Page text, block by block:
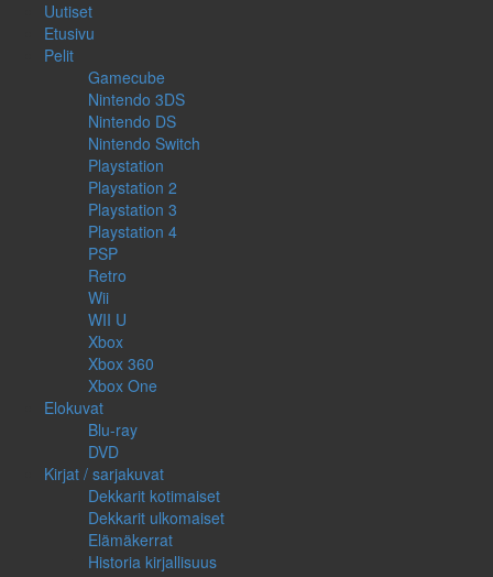
Uutiset
Etusivu
Pelit
Gamecube
Nintendo 3DS
Nintendo DS
Nintendo Switch
Playstation
Playstation 2
Playstation 3
Playstation 4
PSP
Retro
Wii
WII U
Xbox
Xbox 360
Xbox One
Elokuvat
Blu-ray
DVD
Kirjat / sarjakuvat
Dekkarit kotimaiset
Dekkarit ulkomaiset
Elämäkerrat
Historia kirjallisuus